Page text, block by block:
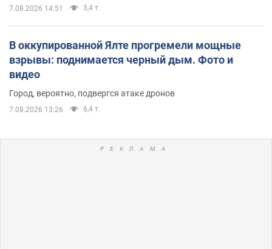
7.08.2026 14:51 3,4 т.
В оккупированной Ялте прогремели мощные
взрывы: поднимается черный дым. Фото и
видео
Город, вероятно, подвергся атаке дронов
7.08.2026 13:26 6,4 т.